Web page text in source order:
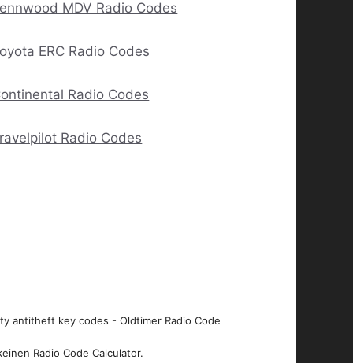
MDV Radio Codes
ERC Radio Codes
Radio Codes
Radio Codes
antitheft key codes - Oldtimer Radio Code
Radio Code Calculator.